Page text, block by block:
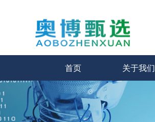
首页 关于我们